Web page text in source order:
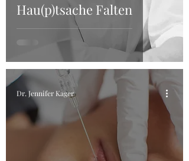
Hau(p)tsache Falten
Dr. Jennifer Kager